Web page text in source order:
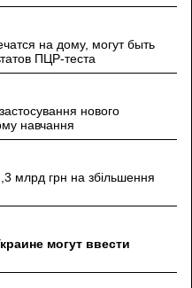
на дому, могут быть
ПЦР-теста
нового
навчання
млрд грн на збільшення
могут ввести